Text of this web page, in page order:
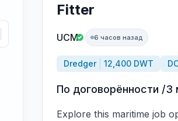
Fitter
UCM 6 часов назад
Dredger 12,400 DWT
По договорённости /3
Explore this maritime job